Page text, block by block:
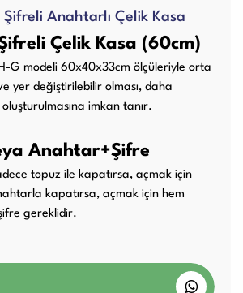
Ciltleme Makineleri
Sarf Malzemeleri
Diğer Ürünler
Şifreli Anahtarlı Çelik Kasa
Çelik Kasa (60cm)
G modeli 60x40x33cm ölçüleriyle orta
yer değiştirilebilir olması, daha
imkan tanır.
Anahtar+Şifre
topuz ile kapatırsa, açmak için
kapatırsa, açmak için hem
gereklidir.